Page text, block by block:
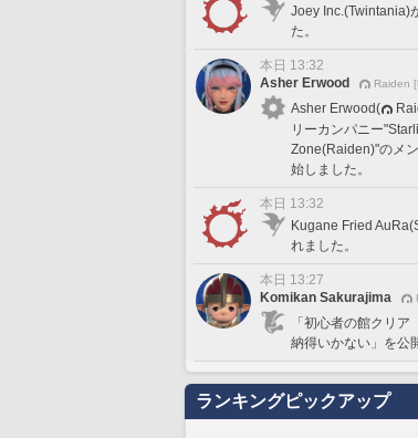
Joey Inc.(Twintania)
た。
本日 13:32
Asher Erwood
Raiden
Asher Erwood(
リーカンパニー
Zone(Raiden)"のメ
始しました。
本日 13:32
Kugane Fried
れました。
本日 13:27
Komikan Sakurajima
「初心者の館クリ
納得いかない」を公
ランキングピックアップ